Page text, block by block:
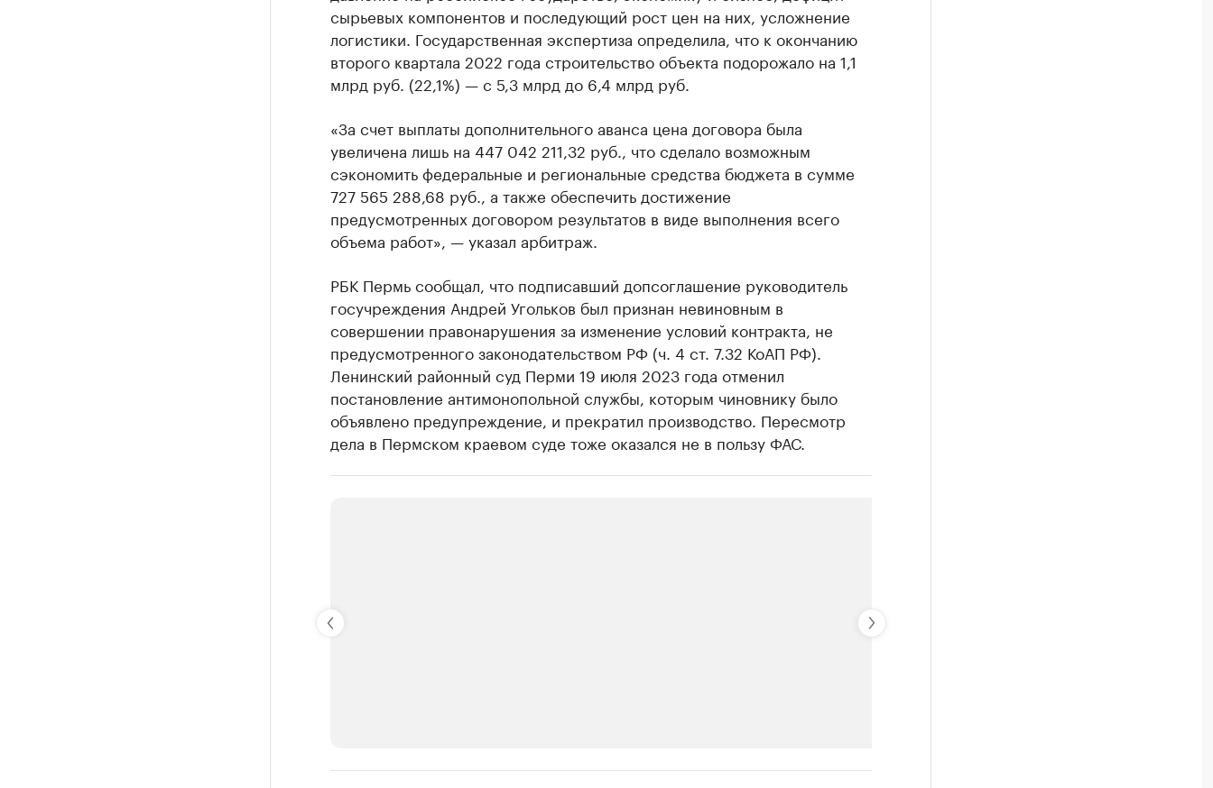
сырьевых компонентов и последующий рост цен на них, усложнение
логистики. Государственная экспертиза определила, что к окончанию
второго квартала 2022 года строительство объекта подорожало на 1,1
млрд руб. (22,1%) — с 5,3 млрд до 6,4 млрд руб.
«За счет выплаты дополнительного аванса цена договора была
увеличена лишь на 447 042 211,32 руб., что сделало возможным
сэкономить федеральные и региональные средства бюджета в сумме
727 565 288,68 руб., а также обеспечить достижение
предусмотренных договором результатов в виде выполнения всего
объема работ», — указал арбитраж.
РБК Пермь сообщал, что подписавший допсоглашение руководитель
госучреждения Андрей Угольков был признан невиновным в
совершении правонарушения за изменение условий контракта, не
предусмотренного законодательством РФ (ч. 4 ст. 7.32 КоАП РФ).
Ленинский районный суд Перми 19 июля 2023 года отменил
постановление антимонопольной службы, которым чиновнику было
объявлено предупреждение, и прекратил производство. Пересмотр
дела в Пермском краевом суде тоже оказался не в пользу ФАС.